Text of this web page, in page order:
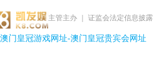
主管主办 ｜ 证监会法定信息披
澳门皇冠游戏网址-澳门皇冠贵宾会网址